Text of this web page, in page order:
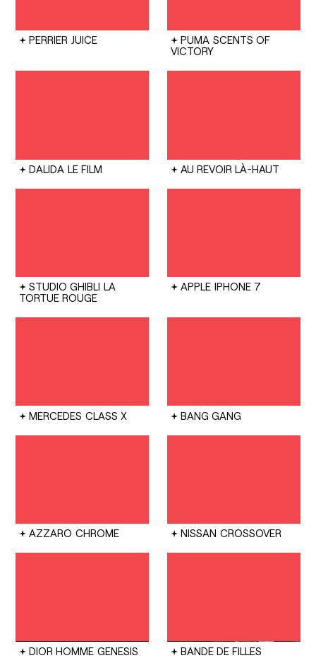
PERRIER JUICE PUMA SCENTS OF
VICTORY
DALIDA LE FILM AU REVOIR LÀ-HAUT
STUDIO GHIBLI LA
TORTUE ROUGE
APPLE IPHONE 7
MERCEDES CLASS X BANG GANG
AZZARO CHROME NISSAN CROSSOVER
DIOR HOMME GENESIS BANDE DE FILLES